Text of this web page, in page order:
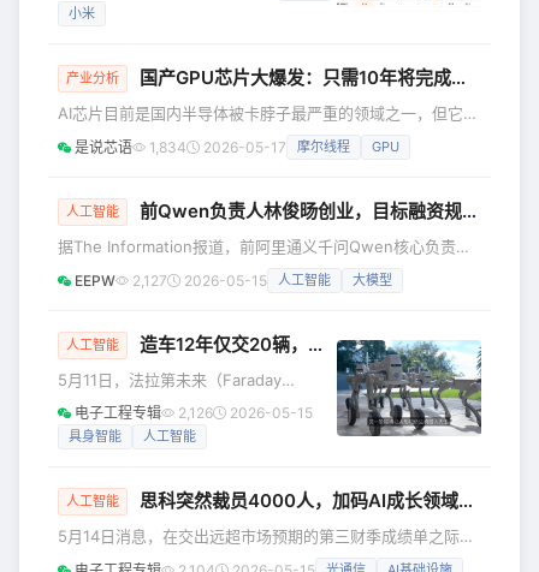
有用户在此期间的热情反馈与鼓励。 这
个系列包含两款模型，均支持 100 万上
下文窗口： MiMo-V2.5-Pro：面向复杂
的任务场景，深度适配 Agent 与
小米
产业分析 国产GPU芯片大爆发：只需10年将完成逆袭！
AI芯片目前是国内半导体被卡脖子最严重的领域之一，但它同
时也是国产芯片机遇最明确的，而且这一次的逆袭会来得很
快，10年时间就能完成全面国产替代。 根据摩根斯坦利公布
2021年才只有10%，但是发展速度非常快，今年就能达到
给率还会快速提升，到2030年将提升到86%，意味着进口的
所有A
是说芯语 1,834 2026-05-17 摩尔线程 GPU
人工智能 前Qwen负责人林俊旸创业，目标融资规模为数亿美元
据The Information报道，前阿里通义千问Qwen核心负责人
林俊旸正在为其新成立的AI实验室寻求融资，目标融资规模为
数亿美元。 高榕资本和红杉中国正在洽谈参与本轮融资，如
亿美元。不过相关谈判仍在进行中，最终融资金额和估值仍可
能发生变化。 有分析认为，此次林俊旸开启自主创业，在无
营收、无产品的情况下，纯靠团队和创业方向便被估值百亿
元，
EEPW 2,127 2026-05-15 人工智能 大模型
人工智能 造车12年仅交20辆，贾跃亭改行造机器人了
5月11日，法拉第未来（Faraday
Future，简称FF）创始人贾跃亭在社交
平台发布视频，正式宣布公司重大战略
斜，业务聚焦人形与仿生机器人、汽车
上，首阶段将以人形和仿生机器人为
电子工程专辑 2,126 2026-05-15
具身智能 人工智能
人工智能 思科突然裁员4000人，加码AI成长领域，股价飙升17%
5月14日消息，在交出远超市场预期的第三财季成绩单之际，
思科（Cisco）本周三宣布，将在2026财年第四季度裁减近